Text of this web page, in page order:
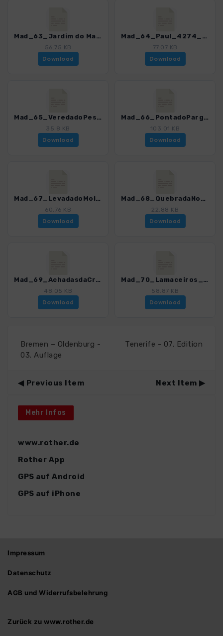
Mad_63_Jardim do Mar_4274_16.gpx
56.75 KB
Download
Mad_64_Paul_4274_16.gpx
77.07 KB
Download
Mad_65_VeredadoPesqueiro_4274_16.gpx
35.8 KB
Download
Mad_66_PontadoPargo_4274_16.gpx
103.01 KB
Download
Mad_67_LevadadoMoinho_4274_16.gpx
60.76 KB
Download
Mad_68_QuebradaNova_4274_16.gpx
22.88 KB
Download
Mad_69_AchadasdaCruz-PortoMoniz_4274_16.gpx
48.05 KB
Download
Mad_70_Lamaceiros_4274_16.gpx
58.87 KB
Download
Bremen – Oldenburg -
03. Auflage
Tenerife - 07. Edition
Previous Item Next Item
Mehr Infos
www.rother.de
Rother App
GPS auf Android
GPS auf iPhone
Impressum
Datenschutz
AGB und Widerrufsbelehrung
Zurück zu www.rother.de